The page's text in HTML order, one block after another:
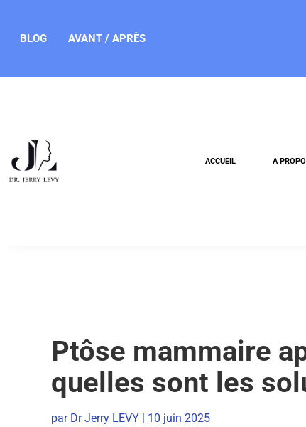
BLOG AVANT / APRÈS
ACCUEIL A
Ptôse mammaire
quelles sont les
par Dr Jerry LEVY 10 juin 2025